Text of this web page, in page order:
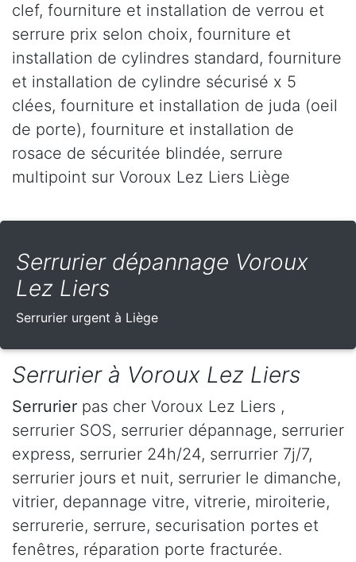
clef, fourniture et installation de verrou et
serrure prix selon choix, fourniture et
installation de cylindres standard, fourniture
et installation de cylindre sécurisé x 5
clées, fourniture et installation de juda (oeil
de porte), fourniture et installation de
rosace de sécuritée blindée, serrure
multipoint sur Voroux Lez Liers Liège
Serrurier dépannage Voroux
Lez Liers
Serrurier urgent à Liège
Serrurier à Voroux Lez Liers
Serrurier pas cher Voroux Lez Liers ,
serrurier SOS, serrurier dépannage, serrurier
express, serrurier 24h/24, serrurrier 7j/7,
serrurier jours et nuit, serrurier le dimanche,
vitrier, depannage vitre, vitrerie, miroiterie,
serrurerie, serrure, securisation portes et
fenêtres, réparation porte fracturée.